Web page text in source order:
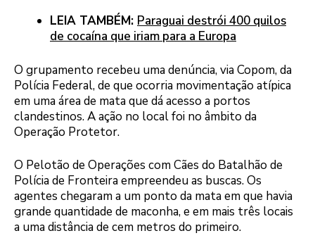
LEIA TAMBÉM: Paraguai destrói 400 quilos
de cocaína que iriam para a Europa
O grupamento recebeu uma denúncia, via Copom, da
Polícia Federal, de que ocorria movimentação atípica
em uma área de mata que dá acesso a portos
clandestinos. A ação no local foi no âmbito da
Operação Protetor.
O Pelotão de Operações com Cães do Batalhão de
Polícia de Fronteira empreendeu as buscas. Os
agentes chegaram a um ponto da mata em que havia
grande quantidade de maconha, e em mais três locais
a uma distância de cem metros do primeiro.